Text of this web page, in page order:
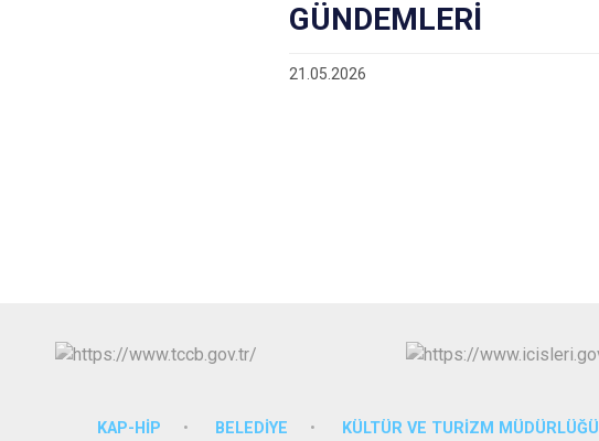
GÜNDEMLERİ
21.05.2026
KAP-HİP BELEDİYE KÜLTÜR VE TURİZM MÜDÜRLÜĞÜ